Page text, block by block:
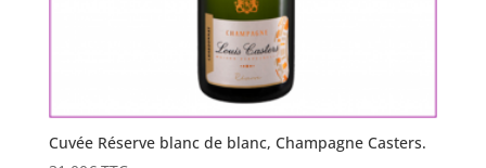
Cuvée Réserve blanc de blanc, Champagne Casters.